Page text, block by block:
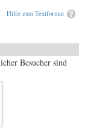
Hilfe zum Textformat
Besucher sind